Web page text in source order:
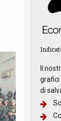
Il
grafici
di